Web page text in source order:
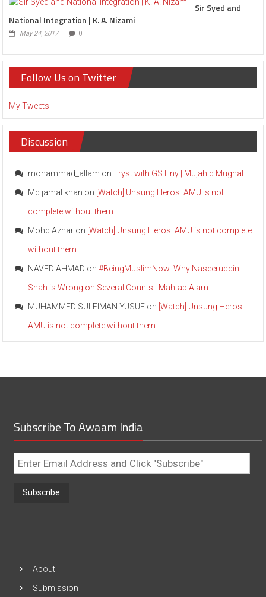
Sir Syed and
National Integration | K. A. Nizami
May 24, 2017 0
Follow Us on Twitter
My Tweets
Discussion
mohammad_allam onTryst with GSTiny | Mujahid Mughal
Md jamal khan on [Watch] Unsung Heros: AMU is not
complete without them.
Mohd Azhar on [Watch] Unsung Heros: AMU is not complete
without them.
NAVED AHMAD on#BeingMuslimNow: Why Naseeruddin
Shah is Wrong on Several Counts | Mahtab Alam
MUHAMMED SULEIMAN YUSUF on [Watch] Unsung Heros:
AMU is not complete without them.
Subscribe To Awaam India
Enter
Email
Address
About
Submission